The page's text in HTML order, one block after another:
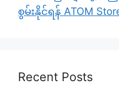
စွမ်းနိုင်ရန် ATOM
Recent Posts